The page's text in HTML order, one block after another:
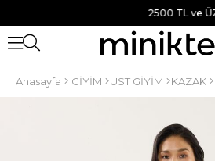
2500 TL ve ÜZERİ
Anasayfa GİYİM ÜST GİYİM KAZAK